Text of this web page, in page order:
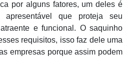
por alguns fatores, um deles é
apresentável que proteja seu
e funcional. O saquinho
requisitos, isso faz dele uma
empresas porque assim podem